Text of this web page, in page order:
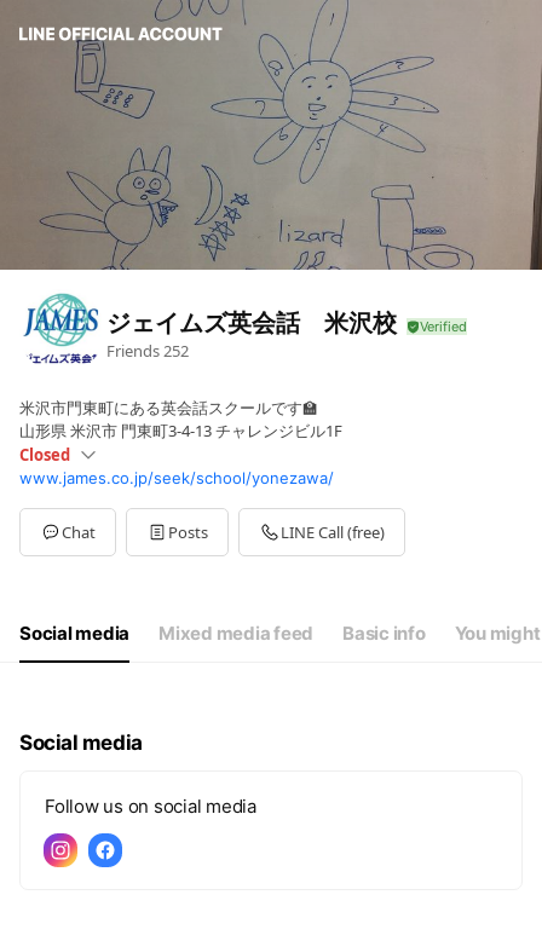
ジェイムズ英会話 米沢校
Friends252
米沢市門東町にある英会話スクールです🏫
山形県 米沢市 門東町3-4-13 チャレンジビル1F
Closed
SunClosed
MonClosed
Tue12:00 - 21:00
Wed12:00 - 21:00
10:00 - 19:00
祝日はお休みです。
www.james.co.jp/seek/school/yonezawa/
Chat Posts LINE Call (free)
Social media Mixed media feed Basic info You
Social media
Follow us on social media